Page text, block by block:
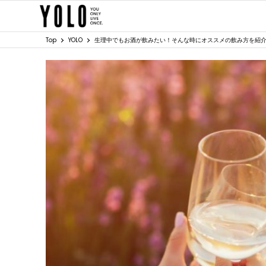
Top YOLO 生理中でもお酒が飲みたい！そんな時にオススメの飲み方を紹